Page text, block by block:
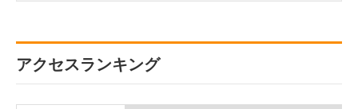
アクセスランキング